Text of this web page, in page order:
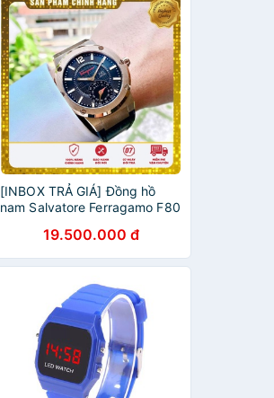
[INBOX TRẢ GIÁ] Đồng hồ
nam Salvatore Ferragamo F80
điện thoại qua bluetooth
19.500.000 đ